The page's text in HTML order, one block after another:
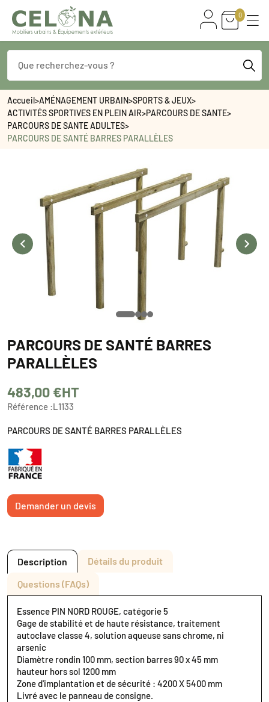
0
Accueil>AMÉNAGEMENT URBAIN>SPORTS & JEUX>
ACTIVITÉS SPORTIVES EN PLEIN AIR>PARCOURS DE SANTE>
PARCOURS DE SANTE ADULTES>
PARCOURS DE SANTÉ BARRES PARALLÈLES
 
PARCOURS DE SANTÉ BARRES
PARALLÈLES
483,00 €HT
Référence :L1133
PARCOURS DE SANTÉ BARRES PARALLÈLES
Demander un devis
Description
Détails du produit
Questions (FAQs)
Essence PIN NORD ROUGE, catégorie 5
Gage de stabilité et de haute résistance, traitement
autoclave classe 4, solution aqueuse sans chrome, ni
arsenic
Diamètre rondin 100 mm, section barres 90 x 45 mm
hauteur hors sol 1200 mm
Zone d'implantation et de sécurité : 4200 X 5400 mm
Livré avec le panneau de consigne.